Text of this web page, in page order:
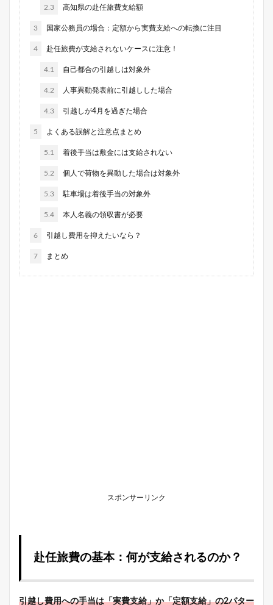
2.3 高知県の赴任旅費支給額
3 国家公務員の場合：定額から実費支給への転換に注目
4 赴任旅費が支給されないケースに注意！
4.1 自己都合の引越しは対象外
4.2 人事異動発表前に引越しした場合
4.3 引越しが4月を過ぎた場合
5 よくある誤解と注意点まとめ
5.1 着後手当は敷金には支給されない
5.2 個人で荷物を異動した場合は対象外
5.3 駐車場は着後手当の対象外
5.4 本人名義の領収書が必要
6 引越し費用を抑えたいなら？
7 まとめ
スポンサーリンク
赴任旅費の基本：何が支給されるのか？
引越し費用への手当は「実費支給」か「定額支給」の2パター